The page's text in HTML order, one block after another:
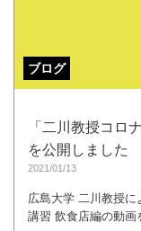
ブログ
「二川教授コロ
を公開しました
2021/01/13
広島大学 二川教授
講習 飲食店編の動画